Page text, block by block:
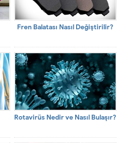
Fren Balatası Nasıl Değiştirilir?
Rotavirüs Nedir ve Nasıl Bulaşır?